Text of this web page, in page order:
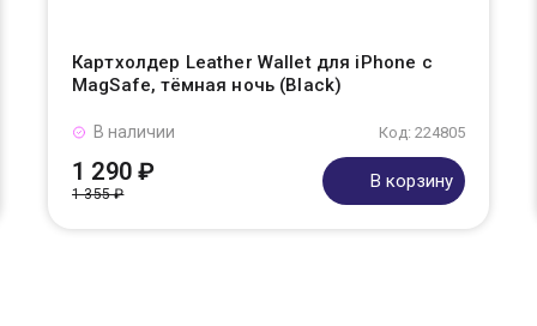
Картхолдер Leather Wallet для iPhone с
MagSafe, тёмная ночь (Black)
Код: 224805
В наличии
1 290 ₽
1 355 ₽
В корзину